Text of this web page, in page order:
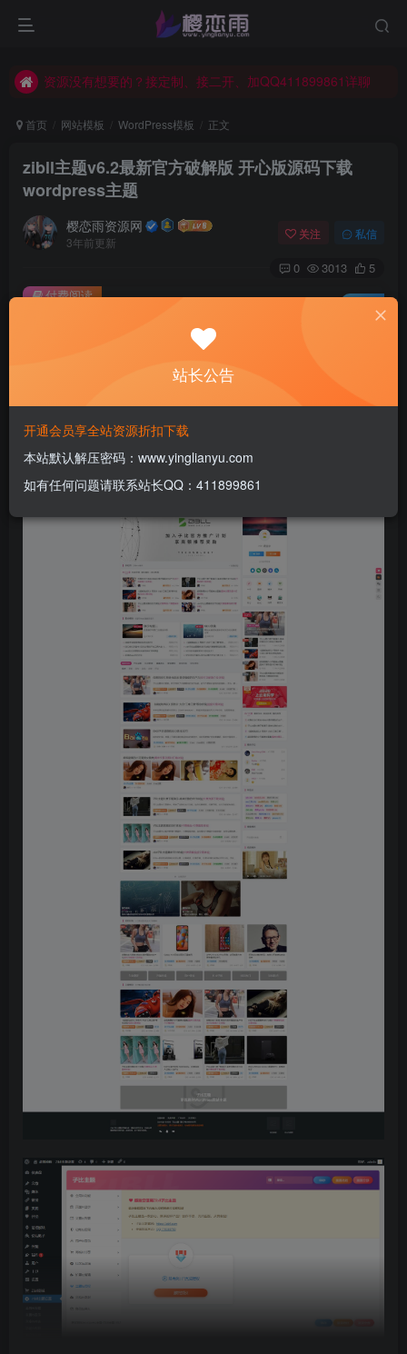
资源没有想要的？接定制、接二开、加QQ411899861详聊
资源没有想要的？接定制、接二开、加QQ411899861详聊
首页 网站模板 WordPress模板 正文
zibll主题v6.2最新官方破解版 开心版源码下载
wordpress主题
樱恋雨资源网
3年前更新
关注 私信
0 3013 5
此内容为付费阅读，请付费后查看
1积分
免费 免费
付费阅读 已售 1
站长公告
开通会员享全站资源折扣下载
本站默认解压密码：www.yinglianyu.com
如有任何问题请联系站长QQ：411899861